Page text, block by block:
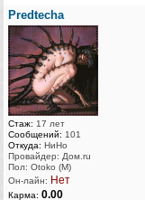
Predtecha
Стаж: 17 лет
Сообщений: 101
Откуда: НиНо
Провайдер: Дом.ru
Пол: Otoko (M)
Он-лайн: Нет
Карма: 0.00